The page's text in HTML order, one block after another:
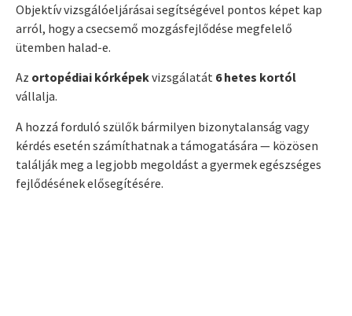
Objektív vizsgálóeljárásai segítségével pontos képet kap
arról, hogy a csecsemő mozgásfejlődése megfelelő
ütemben halad-e.
Az ortopédiai kórképekvizsgálatát 6 hetes kortól
vállalja.
A hozzá forduló szülők bármilyen bizonytalanság vagy
kérdés esetén számíthatnak a támogatására — közösen
találják meg a legjobb megoldást a gyermek egészséges
fejlődésének elősegítésére.